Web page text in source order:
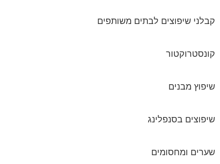
קבלני שיפוצים לבתים משותפים
קונסטרוקטור
שיפוץ מבנים
שיפוצים בסנפלינג
שערים ומחסומים